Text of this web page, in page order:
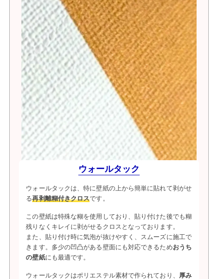
ウォールタック
ウォールタックは、特に壁紙の上から簡単に貼れて剥がせ
る再剥離糊付きクロスです。
この壁紙は特殊な糊を使用しており、貼り付けた後でも糊
残りなくキレイに剥がせるクロスとなっております。
また、貼り付け時に気泡が抜けやすく、スムーズに施工で
きます。多少の凹凸がある壁面にも対応できるためおうち
の壁紙にも最適です。
ウォールタックはポリエステル素材で作られており、 厚み